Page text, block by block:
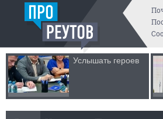
Услышать героев